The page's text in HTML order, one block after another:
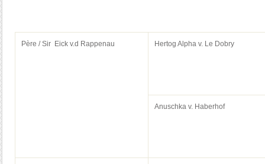
Père / Sir Eick v.d Rappenau Hertog Alpha v. Le Dobry
Anuschka v. Haberhof